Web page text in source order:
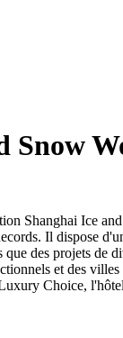
Snow
Shanghai Ice
Il dispose
des projets de
et des
Choice,